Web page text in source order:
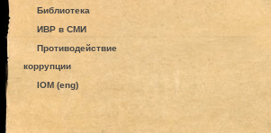
Библиотека
ИВР в СМИ
Противодействие
коррупции
IOM (eng)